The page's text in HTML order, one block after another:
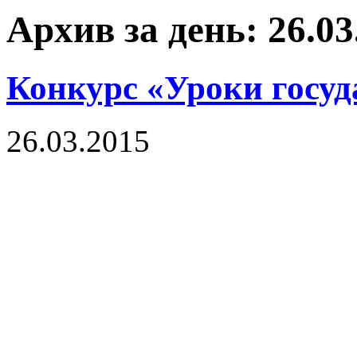
Архив за день:
Конкурс «Уроки
26.03.2015